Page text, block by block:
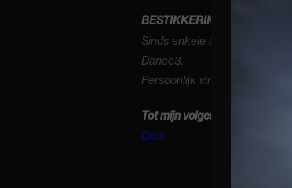
BESTIKKERING
Sinds enkele dagen heeft de
Dance3.
Persoonlijk vind ik de
Tot mijn volgende blog.
Dick